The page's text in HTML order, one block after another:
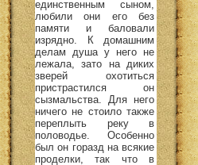
единственным сыном,
любили они его без
памяти и баловали
изрядно. К домашним
делам душа у него не
лежала, зато на диких
зверей охотиться
пристрастился он
сызмальства. Для него
ничего не стоило также
переплыть реку в
половодье. Особенно
был он горазд на всякие
проделки, так что в